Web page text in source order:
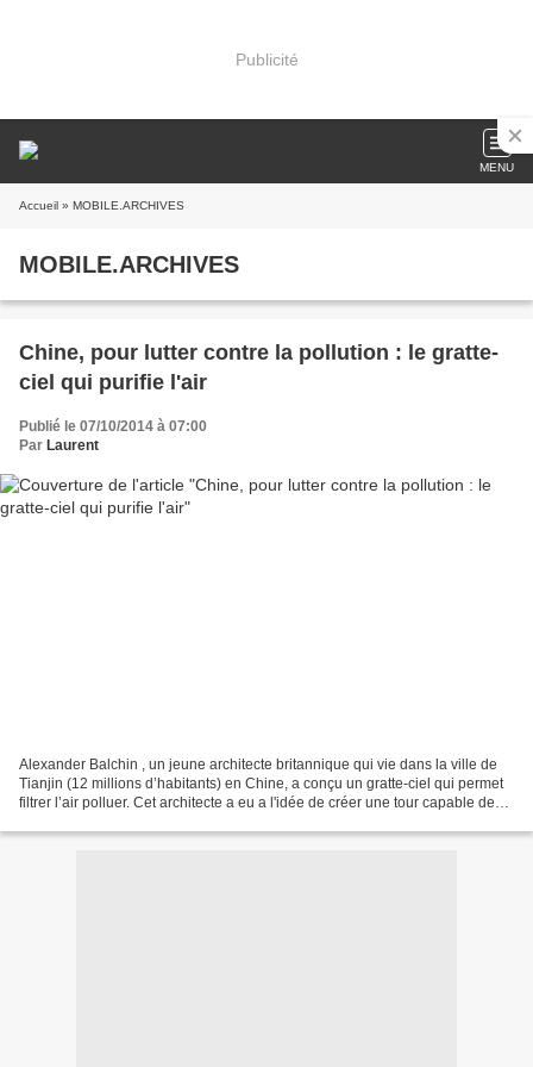
Publicité
MENU
Accueil » MOBILE.ARCHIVES
MOBILE.ARCHIVES
Chine, pour lutter contre la pollution : le gratte-
ciel qui purifie l'air
Publié le 07/10/2014 à 07:00
Par Laurent
Alexander Balchin , un jeune architecte britannique qui vie dans la ville de
Tianjin (12 millions d’habitants) en Chine, a conçu un gratte-ciel qui permet
filtrer l’air polluer. Cet architecte a eu a l'idée de créer une tour capable de